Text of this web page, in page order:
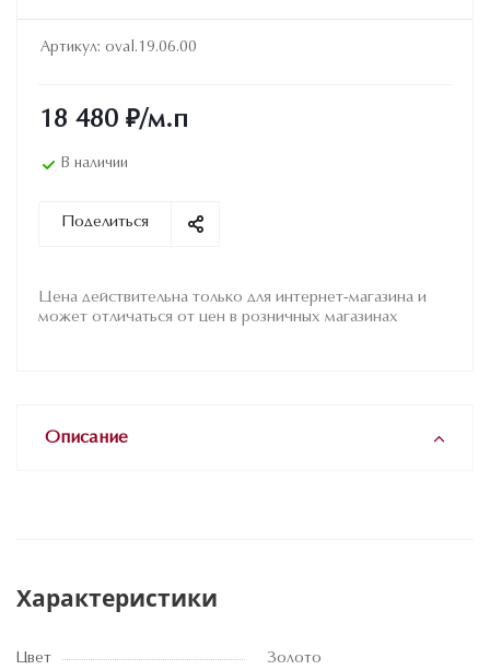
Артикул: oval.19.06.00
18 480 ₽/м.п
В наличии
Поделиться
Цена действительна только для интернет-магазина и
может отличаться от цен в розничных магазинах
Описание
Характеристики
Цвет
Золото